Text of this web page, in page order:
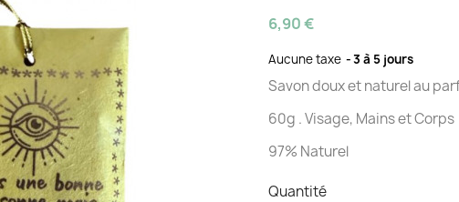
6,90 €
Aucune taxe 3 à 5 jours
Savon doux et naturel au
60g . Visage, Mains et Corps
97% Naturel
Quantité